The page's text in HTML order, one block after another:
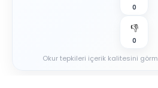
0
👎
0
Okur tepkileri içerik kalitesini